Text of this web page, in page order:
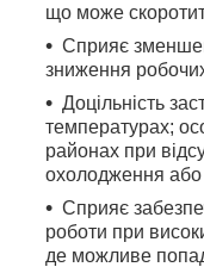
що може
Сприяє
зниження
Доцільність
температурах;
районах при
охолодження або
Сприяє
роботи при
де можливе